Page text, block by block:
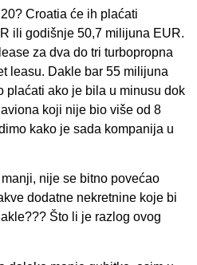
Croatia će ih plaćati
ili godišnje 50,7 milijuna EUR.
za dva do tri turbopropna
leasu. Dakle bar 55 milijuna
plaćati ako je bila u minusu dok
koji nije bio više od 8
kako je sada kompanija u
nije se bitno povećao
dodatne nekretnine koje bi
Što li je razlog ovog